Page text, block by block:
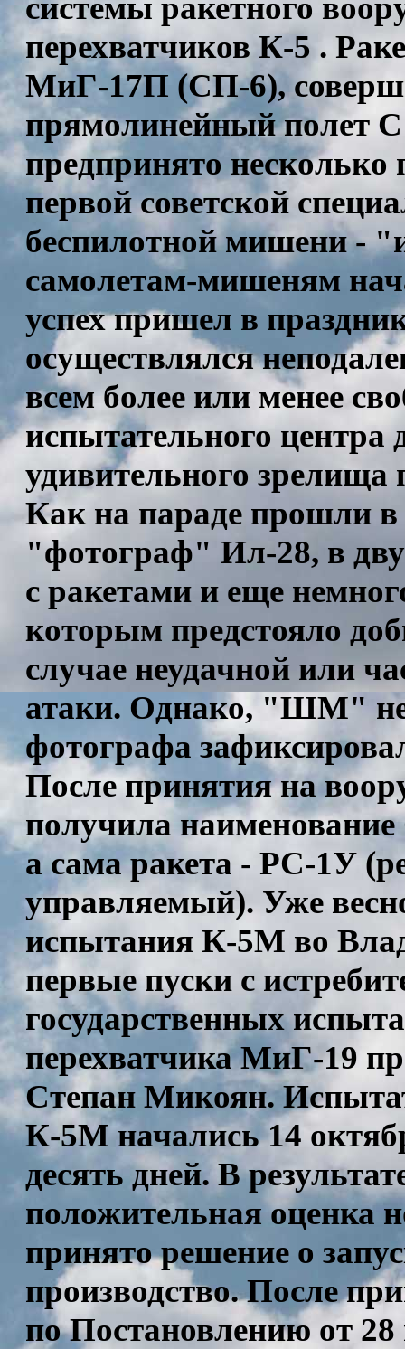
системы ракетного
перехватчиков К-5 .
МиГ-17П (СП-6),
прямолинейный полет С
предпринято
первой советской
беспилотной мишени
самолетам-мишеням
успех пришел в
осуществлялся
всем более или менее
испытательного центра
удивительного зрелища
Как на параде прошли
"фотограф" Ил-28, в
с ракетами и еще
которым предстояло
случае неудачной или
атаки. Однако, "ШМ" не
фотографа
После принятия на
получила
а сама ракета - РС-1У
управляемый). Уже
испытания К-5М во
первые пуски с
государственных
перехватчика МиГ-19
Степан Микоян.
К-5М начались 14
десять дней. В
положительная оценка
принято решение о
производство. После
по Постановлению от 28